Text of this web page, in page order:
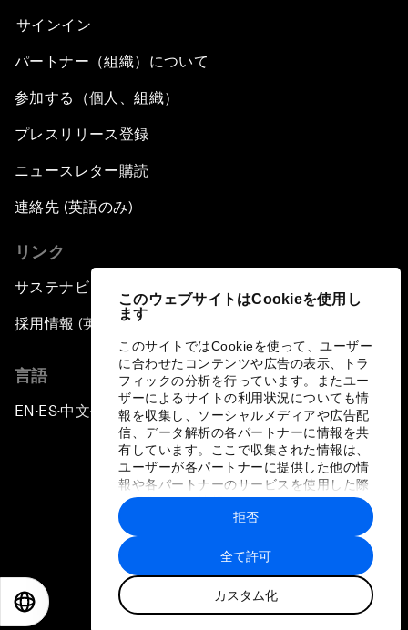
このウェブサイトはCookieを使用し
ます
このサイトではCookieを使って、ユーザー
に合わせたコンテンツや広告の表示、トラ
フィックの分析を行っています。またユー
ザーによるサイトの利用状況についても情
報を収集し、ソーシャルメディアや広告配
信、データ解析の各パートナーに情報を共
有しています。ここで収集された情報は、
ユーザーが各パートナーに提供した他の情
報や各パートナーのサービスを使用した際
に収集された情報と組み合わされ、各パー
トナーによって使用されることがありま
す。
全て許可
カスタム化
拒否
サインイン
パートナー（組織）について
参加する（個人、組織）
プレスリリース登録
ニュースレター購読
連絡先 (英語のみ)
リンク
サステナビリティへの取り組み
採用情報 (英語のみ)
言語
EN ▪ES▪中文▪ 日本語
プライバシーポリシーと利用規約
サイトマップ
©
世界経済フォーラム